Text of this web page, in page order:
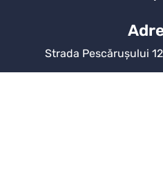
Strada Pescărușului